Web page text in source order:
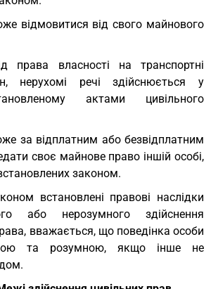
відмовитися від свого майнового
права власності на транспортні
нерухомі речі здійснюється у
актами цивільного
за відплатним або безвідплатним
своє майнове право іншій особі,
законом.
встановлені правові наслідки
або нерозумного здійснення
вважається, що поведінка особи
та розумною, якщо інше не